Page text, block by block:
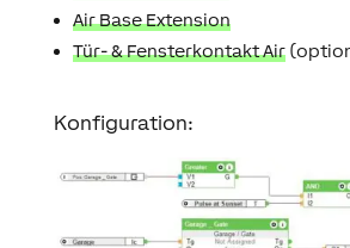
Air Base Extension
Tür- & Fensterkontakt Air
Konfiguration: